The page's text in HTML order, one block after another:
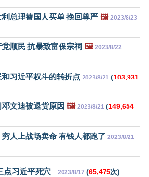
总理替国人买单 挽回尊严 🖼️ 2023/8/23
顺民 抗暴致富保宗祠 🖼️ 2023/8/22
习近平权斗的转折点 2023/8/21 (103,931
文迪被退货原因 🖼️ 2023/8/21 (149,654
人上战场卖命 有钱人都跑了 2023/8/21
点习近平死穴 2023/8/17 (65,475次)